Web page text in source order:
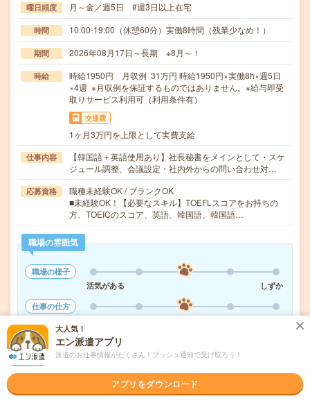
曜日頻度 月～金／週5日 #週3日以上在宅
時間 10:00-19:00（休憩60分）実働8時間（残業少なめ！）
期間 2026年08月17日～長期 ※8月～！
時給
時給1950円 月収例 31万円 時給1950円×実働8h×週5日
×4週 ※月収例を保証するものではありません。※給与即受
取りサービス利用可（利用条件有）
交通費
1ヶ月3万円を上限として実費支給
仕事内容
【韓国語＋英語使用あり】社長秘書をメインとして・スケ
ジュール調整、会議設定・社内外からの問い合わせ対…
応募資格
職種未経験OK / ブランクOK
■未経験OK！【必要なスキル】TOEFLスコアをお持ちの
方、TOEICのスコア、英語、韓国語、韓国語…
職場の雰囲気
職場の様子
活気がある
しずか
仕事の仕方
派遣会社 株式会社リクルートスタッフィング
大人気！
エン派遣アプリ
派遣のお仕事情報がたくさん！プッシュ通知で受け取ろう！
アプリをダウンロード